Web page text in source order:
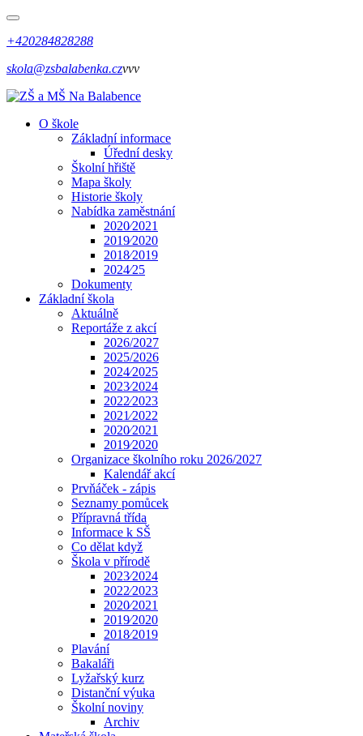
+420284828288
skola@zsbalabenka.czvvv
O škole
Základní informace
Úřední desky
Školní hřiště
Mapa školy
Historie školy
Nabídka zaměstnání
2020⁄2021
2019⁄2020
2018⁄2019
2024⁄25
Dokumenty
Základní škola
Aktuálně
Reportáže z akcí
2026/2027
2025/2026
2024⁄2025
2023⁄2024
2022⁄2023
2021⁄2022
2020⁄2021
2019⁄2020
Organizace školního roku 2026/2027
Kalendář akcí
Prvňáček - zápis
Seznamy pomůcek
Přípravná třída
Informace k SŠ
Co dělat když
Škola v přírodě
2023⁄2024
2022⁄2023
2020⁄2021
2019⁄2020
2018⁄2019
Plavání
Bakaláři
Lyžařský kurz
Distanční výuka
Školní noviny
Archiv